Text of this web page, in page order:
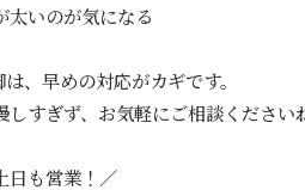
太いのが気になる
は、早めの対応がカギです。
しすぎず、お気軽にご相談ください
日も営業！／